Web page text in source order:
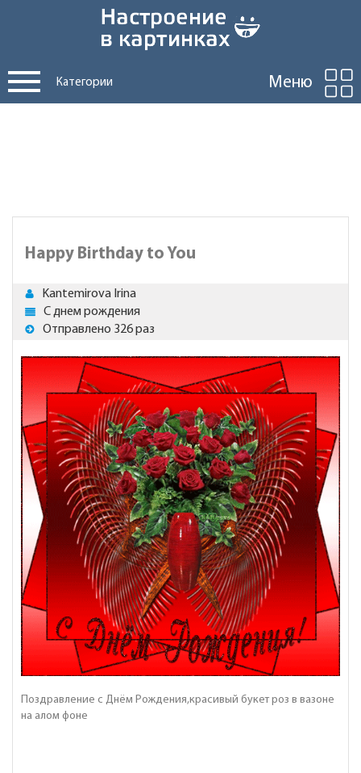
Категории Меню
Happy Birthday to You
Kantemirova Irina
С днем рождения
Отправлено 326 раз
Поздравление с Днём Рождения,красивый букет роз в вазоне
на алом фоне